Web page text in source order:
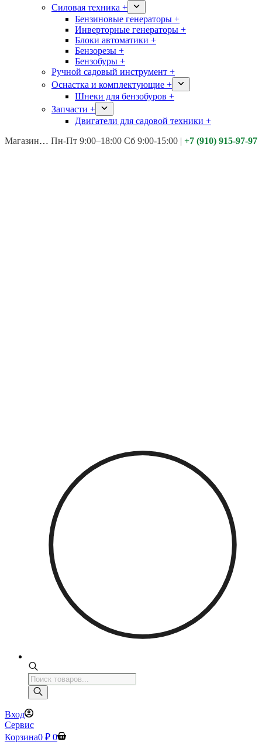
Силовая техника +
Бензиновые генераторы +
Инверторные генераторы +
Блоки автоматики +
Бензорезы +
Бензобуры +
Ручной садовый инструмент +
Оснастка и комплектующие +
Шнеки для бензобуров +
Запчасти +
Двигатели для садовой техники +
Магазины: Калуга ул. Московская д.113
Пн-Пт 9:00–18:00 Сб 9:00-15:00 | +7 (910) 915-97-97
Поиск
товаров
Вход
Сервис
Корзина0 ₽ 0